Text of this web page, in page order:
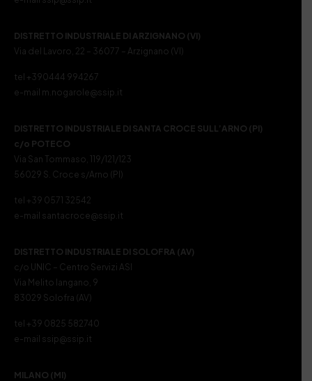
DISTRETTO INDUSTRIALE DI ARZIGNANO (VI)
Via del Lavoro, 22 – 36077 – Arzignano (VI)
tel +390444 994267
e-mail m.nogarole@ssip.it
DISTRETTO INDUSTRIALE DI SANTA CROCE SULL’ARNO (PI)
c/o POTECO
Via San Tommaso, 119/121/123
56029 S. Croce s/Arno (PI)
tel +39 0571 32542
e-mail santacroce@ssip.it
DISTRETTO INDUSTRIALE DI SOLOFRA (AV)
c/o UNIC – Centro Servizi ASI
Via Melito Iangano, 9
83029 Solofra (AV)
tel +39 0825 582740
e-mail ssip@ssip.it
MILANO (MI)